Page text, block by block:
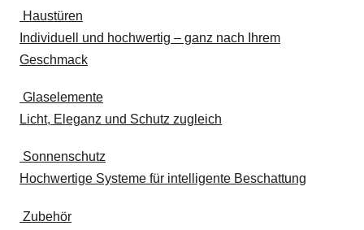
Haustüren
Individuell und hochwertig – ganz nach Ihrem
Geschmack
Glaselemente
Licht, Eleganz und Schutz zugleich
Sonnenschutz
Hochwertige Systeme für intelligente Beschattung
Zubehör